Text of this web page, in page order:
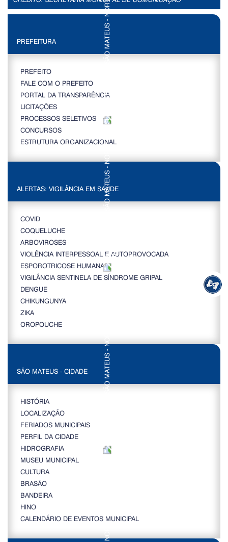
PREFEITURA
PREFEITO
FALE COM O PREFEITO
PORTAL DA TRANSPARÊNCIA
LICITAÇÕES
PROCESSOS SELETIVOS
CONCURSOS
ESTRUTURA ORGANIZACIONAL
ALERTAS: VIGILÂNCIA EM SAÚDE
COVID
COQUELUCHE
ARBOVIROSES
VIOLÊNCIA INTERPESSOAL E AUTOPROVOCADA
ESPOROTRICOSE HUMANA
VIGILÂNCIA SENTINELA DE SÍNDROME GRIPAL
DENGUE
CHIKUNGUNYA
ZIKA
OROPOUCHE
SÃO MATEUS - CIDADE
HISTÓRIA
LOCALIZAÇÃO
FERIADOS MUNICIPAIS
PERFIL DA CIDADE
HIDROGRAFIA
MUSEU MUNICIPAL
CULTURA
BRASÃO
BANDEIRA
HINO
CALENDÁRIO DE EVENTOS MUNICIPAL